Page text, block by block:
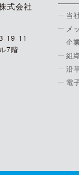
式会社
19-11
7階
当
メ
企
組
沿
電